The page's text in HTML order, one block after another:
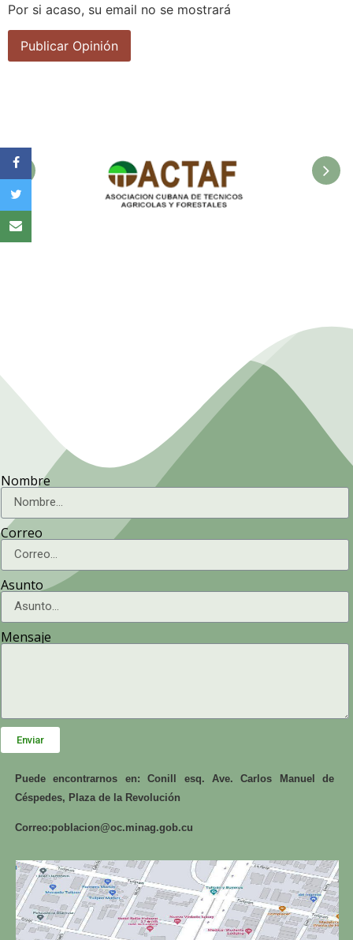
Por si acaso, su email no se mostrará
Nombre
Correo
Asunto
Mensaje
Enviar
Puede encontrarnos en: Conill esq. Ave. Carlos Manuel de
Céspedes, Plaza de la Revolución
Correo:poblacion@oc.minag.gob.cu